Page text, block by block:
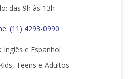
das 9h às 13h
(11) 4293-0990
Inglês e Espanhol
Teens e Adultos